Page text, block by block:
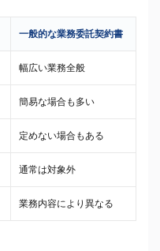
一般的な業務委託契約書
幅広い業務全般
簡易な場合も多い
定めない場合もある
通常は対象外
業務内容により異なる